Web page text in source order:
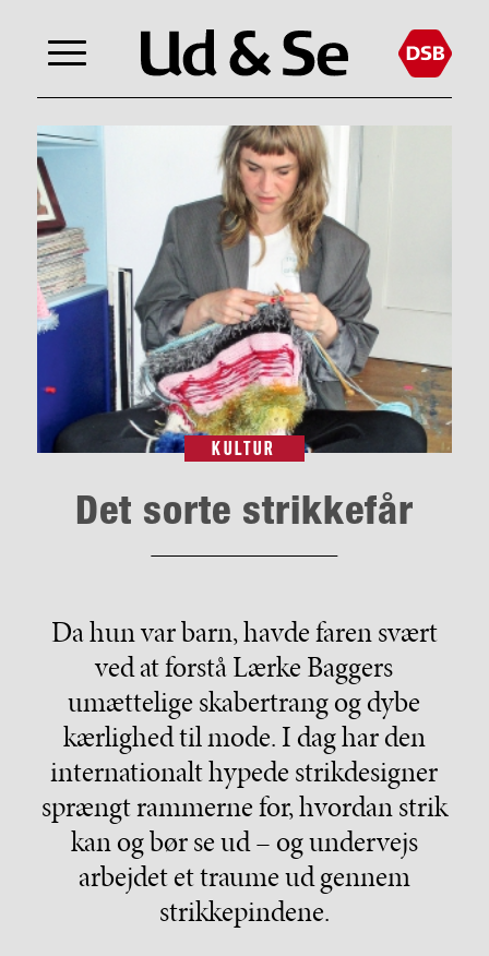
KULTUR
Det sorte strikkefår
Da hun var barn, havde faren svært
ved at forstå Lærke Baggers
umættelige skabertrang og dybe
kærlighed til mode. I dag har den
internationalt hypede strikdesigner
sprængt rammerne for, hvordan strik
kan og bør se ud – og undervejs
arbejdet et traume ud gennem
strikkepindene.